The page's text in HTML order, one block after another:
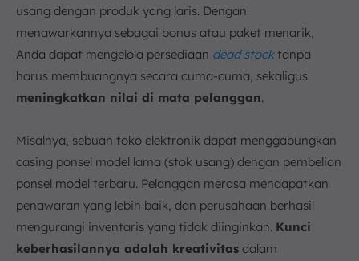
usang dengan produk yang laris. Dengan
menawarkannya sebagai bonus atau paket menarik,
Anda dapat mengelola persediaan dead stocktanpa
harus membuangnya secara cuma-cuma, sekaligus
meningkatkan nilai di mata pelanggan.
Misalnya, sebuah toko elektronik dapat menggabungkan
casing ponsel model lama (stok usang) dengan pembelian
ponsel model terbaru. Pelanggan merasa mendapatkan
penawaran yang lebih baik, dan perusahaan berhasil
mengurangi inventaris yang tidak diinginkan. Kunci
keberhasilannya adalah kreativitas dalam